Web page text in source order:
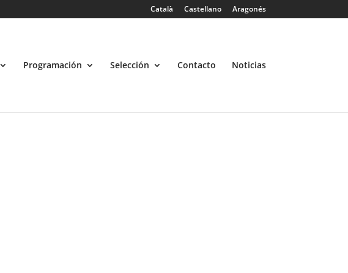
"descripcion"=>"Tipo de película"), 'metabox' => array(
"descripcion"=>"Sinopsis"), ) ); crear_custom($argumentos);
?>
Català Castellano Aragonés
Programación Selección Contacto Noticias